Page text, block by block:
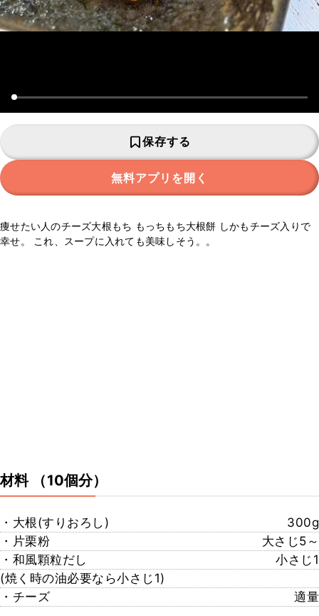
保存する
無料アプリを開く
痩せたい人のチーズ大根もち もっちもち大根餅 しかもチーズ入りで
幸せ。 これ、スープに入れても美味しそう。。
材料 （10個分）
・大根(すりおろし)
300g
・片栗粉
大さじ5～
・和風顆粒だし
小さじ1
(焼く時の油必要なら小さじ1)
・チーズ
適量